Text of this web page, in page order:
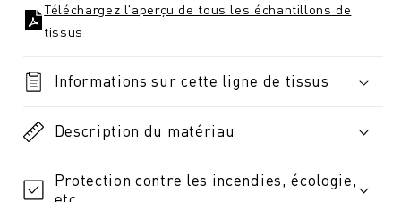
Téléchargez l'aperçu de tous les échantillons de
tissus
Informations sur cette ligne de tissus
Description du matériau
Protection contre les incendies, écologie,